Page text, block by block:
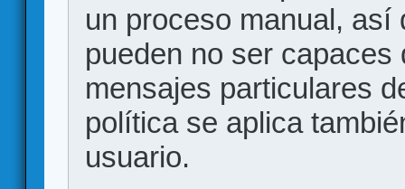
un proceso manual, así
pueden no ser
mensajes particulares
política se aplica
usuario.